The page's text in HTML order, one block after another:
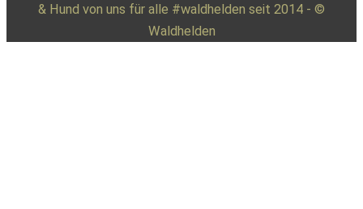
& Hund von uns für alle #waldhelden seit 2014 - ©
Waldhelden